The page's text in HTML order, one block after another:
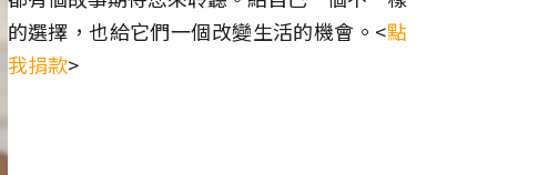
的選擇，也給它們一個改變生活的機會。<點
我捐款>